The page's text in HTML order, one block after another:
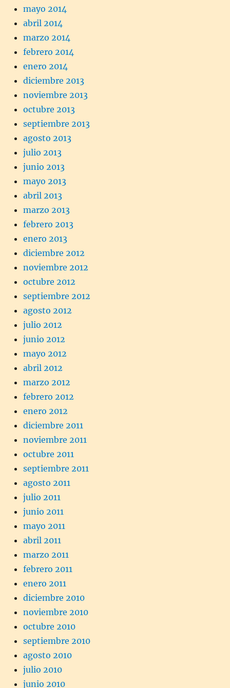
mayo 2014
abril 2014
marzo 2014
febrero 2014
enero 2014
diciembre 2013
noviembre 2013
octubre 2013
septiembre 2013
agosto 2013
julio 2013
junio 2013
mayo 2013
abril 2013
marzo 2013
febrero 2013
enero 2013
diciembre 2012
noviembre 2012
octubre 2012
septiembre 2012
agosto 2012
julio 2012
junio 2012
mayo 2012
abril 2012
marzo 2012
febrero 2012
enero 2012
diciembre 2011
noviembre 2011
octubre 2011
septiembre 2011
agosto 2011
julio 2011
junio 2011
mayo 2011
abril 2011
marzo 2011
febrero 2011
enero 2011
diciembre 2010
noviembre 2010
octubre 2010
septiembre 2010
agosto 2010
julio 2010
junio 2010